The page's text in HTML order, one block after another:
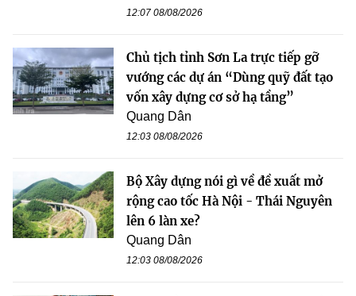
12:07 08/08/2026
Chủ tịch tỉnh Sơn La trực tiếp gỡ
vướng các dự án “Dùng quỹ đất tạo
vốn xây dựng cơ sở hạ tầng”
Quang Dân
12:03 08/08/2026
Bộ Xây dựng nói gì về đề xuất mở
rộng cao tốc Hà Nội - Thái Nguyên
lên 6 làn xe?
Quang Dân
12:03 08/08/2026